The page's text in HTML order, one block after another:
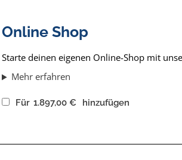
Online Shop
Starte deinen eigenen Online-Shop mit
Mehr erfahren
Für 1.897,00 € hinzufügen